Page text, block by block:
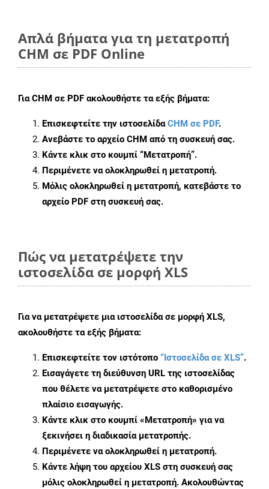
Απλά βήματα για τη μετατροπή
CHM σε PDF Online
ΓιαCHM σε PDF ακολουθήστε τα εξής βήματα:
Επισκεφτείτε την ιστοσελίδαCHM σε PDF.
Ανεβάστε το αρχείο CHM από τη συσκευή σας.
Κάντε κλικ στο κουμπί “Μετατροπή”.
Περιμένετε να ολοκληρωθεί η μετατροπή.
Μόλις ολοκληρωθεί η μετατροπή, κατεβάστε το
αρχείο PDF στη συσκευή σας.
Πώς να μετατρέψετε την
ιστοσελίδα σε μορφή XLS
Για να μετατρέψετε μια ιστοσελίδα σε μορφή XLS,
ακολουθήστε τα εξής βήματα:
Επισκεφτείτε τον ιστότοπο “Ιστοσελίδα σε XLS”.
Εισαγάγετε τη διεύθυνση URL της ιστοσελίδας
που θέλετε να μετατρέψετε στο καθορισμένο
πλαίσιο εισαγωγής.
Κάντε κλικ στο κουμπί «Μετατροπή» για να
ξεκινήσει η διαδικασία μετατροπής.
Περιμένετε να ολοκληρωθεί η μετατροπή.
Κάντε λήψη του αρχείου XLS στη συσκευή σας
μόλις ολοκληρωθεί η μετατροπή. Ακολουθώντας